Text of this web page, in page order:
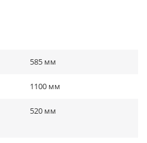
585 мм
1100 мм
520 мм